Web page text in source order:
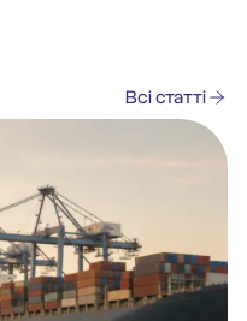
Всі статті